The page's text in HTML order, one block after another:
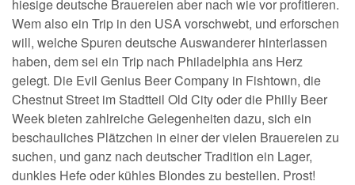
hiesige deutsche Brauereien aber nach wie vor profitieren.
Wem also ein Trip in den USA vorschwebt, und erforschen
will, welche Spuren deutsche Auswanderer hinterlassen
haben, dem sei ein Trip nach Philadelphia ans Herz
gelegt. Die Evil Genius Beer Company in Fishtown, die
Chestnut Street im Stadtteil Old City oder die Philly Beer
Week bieten zahlreiche Gelegenheiten dazu, sich ein
beschauliches Plätzchen in einer der vielen Brauereien zu
suchen, und ganz nach deutscher Tradition ein Lager,
dunkles Hefe oder kühles Blondes zu bestellen. Prost!